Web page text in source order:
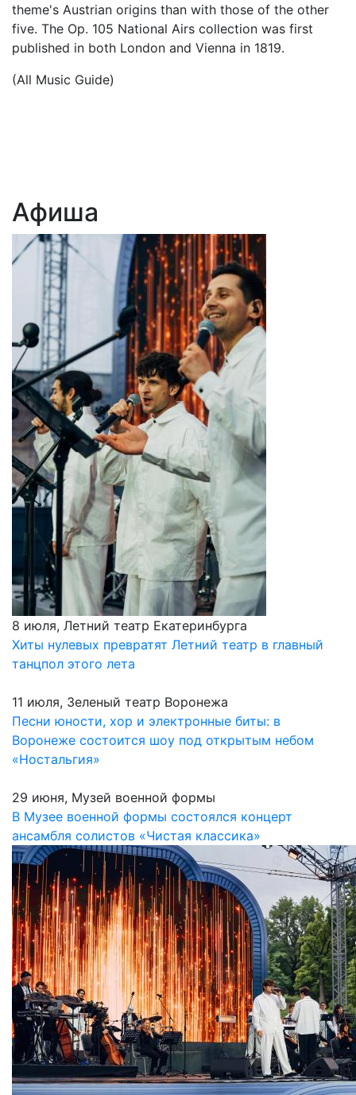
theme's Austrian origins than with those of the other
five. The Op. 105 National Airs collection was first
published in both London and Vienna in 1819.
(All Music Guide)
Афиша
8 июля, Летний театр Екатеринбурга
Хиты нулевых превратят Летний театр в главный
танцпол этого лета
11 июля, Зеленый театр Воронежа
Песни юности, хор и электронные биты: в
Воронеже состоится шоу под открытым небом
«Ностальгия»
29 июня, Музей военной формы
В Музее военной формы состоялся концерт
ансамбля солистов «Чистая классика»